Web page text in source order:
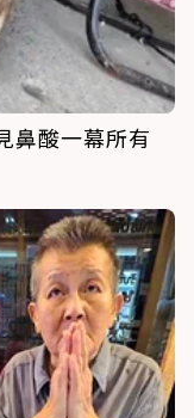
鼻酸一幕所有